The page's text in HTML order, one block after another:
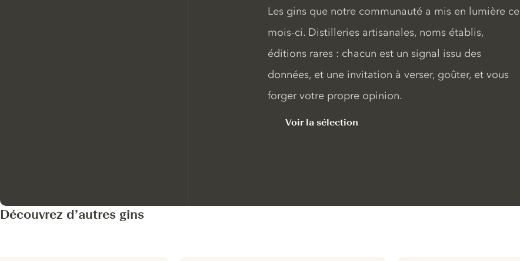
Les gins que notre communauté a mis en lumière ce
mois-ci. Distilleries artisanales, noms établis,
éditions rares : chacun est un signal issu des
données, et une invitation à verser, goûter, et vous
forger votre propre opinion.
Voir la sélection
Découvrez d’autres gins